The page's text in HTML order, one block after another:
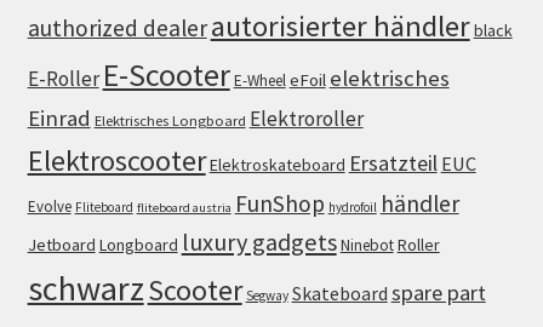
authorized dealerautorisierter händlerblack
E-Roller E-ScooterE-WheeleFoil elektrisches
Einrad Elektrisches Longboard Elektroroller
ElektroscooterElektroskateboard Ersatzteil EUC
Evolve Fliteboard fliteboard austria FunShop hydrofoil händler
Jetboard Longboard luxury gadgetsNinebotRoller
schwarzScooter Segway Skateboard spare part